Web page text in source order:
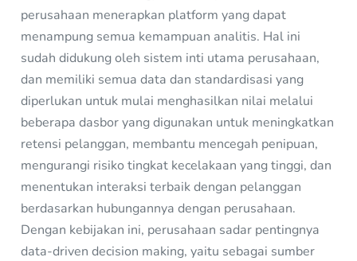
perusahaan menerapkan platform yang dapat
menampung semua kemampuan analitis. Hal ini
sudah didukung oleh sistem inti utama perusahaan,
dan memiliki semua data dan standardisasi yang
diperlukan untuk mulai menghasilkan nilai melalui
beberapa dasbor yang digunakan untuk meningkatkan
retensi pelanggan, membantu mencegah penipuan,
mengurangi risiko tingkat kecelakaan yang tinggi, dan
menentukan interaksi terbaik dengan pelanggan
berdasarkan hubungannya dengan perusahaan.
Dengan kebijakan ini, perusahaan sadar pentingnya
data-driven decision making, yaitu sebagai sumber